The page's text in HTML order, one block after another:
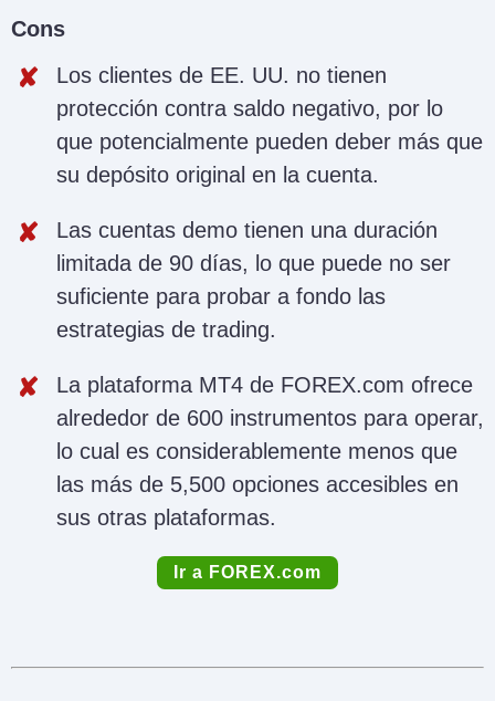
Cons
Los clientes de EE. UU. no tienen
protección contra saldo negativo, por lo
que potencialmente pueden deber más que
su depósito original en la cuenta.
Las cuentas demo tienen una duración
limitada de 90 días, lo que puede no ser
suficiente para probar a fondo las
estrategias de trading.
La plataforma MT4 de FOREX.com ofrece
alrededor de 600 instrumentos para operar,
lo cual es considerablemente menos que
las más de 5,500 opciones accesibles en
sus otras plataformas.
Ir a FOREX.com